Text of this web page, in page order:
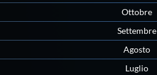
Ottobre
Settembre
Agosto
Luglio